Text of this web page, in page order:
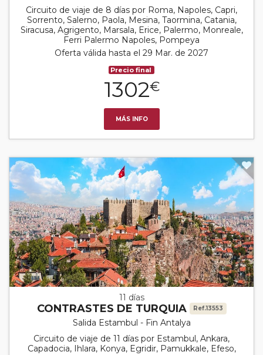
Circuito de viaje de 8 días por Roma, Napoles, Capri,
Sorrento, Salerno, Paola, Mesina, Taormina, Catania,
Siracusa, Agrigento, Marsala, Erice, Palermo, Monreale,
Ferri Palermo Napoles, Pompeya
Oferta válida hasta el 29 Mar. de 2027
Precio final
1302€
MÁS INFO
11 días
CONTRASTES DE TURQUIA Ref.13553
Salida Estambul - Fin Antalya
Circuito de viaje de 11 días por Estambul, Ankara,
Capadocia, Ihlara, Konya, Egridir, Pamukkale, Efeso,